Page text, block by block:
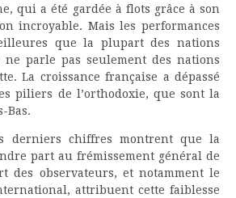
qui a été gardée à flots grâce à son
incroyable. Mais les performances
que la plupart des nations
ne parle pas seulement des nations
La croissance française a dépassé
piliers de l’orthodoxie, que sont la
Bas.
derniers chiffres montrent que la
part au frémissement général de
des observateurs, et notamment le
attribuent cette faiblesse